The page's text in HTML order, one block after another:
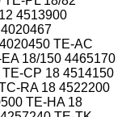
4513900
TE-AC
18/150 4465170
CP 18 4514150
RA 18 4522200
TE-HA 18